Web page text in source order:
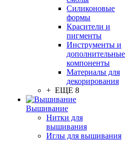
Силиконовые
формы
Красители и
пигменты
Инструменты и
дополнительные
компоненты
Материалы для
декорирования
+ ЕЩЕ 8
Вышивание
Нитки для
вышивания
Иглы для вышивания